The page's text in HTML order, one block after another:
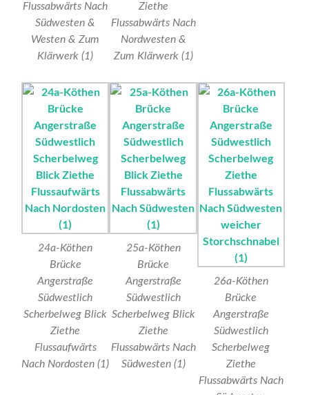
Flussabwärts Nach
Südwesten &
Westen & Zum
Klärwerk (1)
Ziethe
Flussabwärts Nach
Nordwesten &
Zum Klärwerk (1)
24a-Köthen
Brücke
Angerstraße
Südwestlich
Scherbelweg Blick
Ziethe
Flussaufwärts
Nach Nordosten (1)
25a-Köthen
Brücke
Angerstraße
Südwestlich
Scherbelweg Blick
Ziethe
Flussabwärts Nach
Südwesten (1)
26a-Köthen
Brücke
Angerstraße
Südwestlich
Scherbelweg
Ziethe
Flussabwärts Nach